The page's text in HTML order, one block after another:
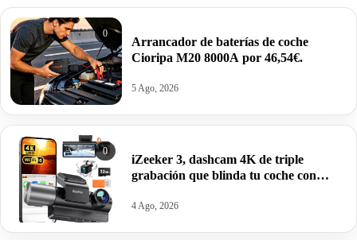
0
Arrancador de baterías de coche
Cioripa M20 8000A por 46,54€.
5 Ago, 2026
0
iZeeker 3, dashcam 4K de triple
grabación que blinda tu coche con
99,99€.
4 Ago, 2026